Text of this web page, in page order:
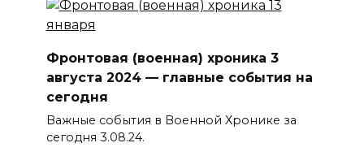
Фронтовая (военная) хроника 3
августа 2024 — главные события на
сегодня
Важные события в Военной Хронике за
сегодня 3.08.24.